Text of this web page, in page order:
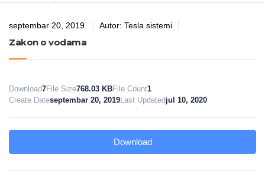
septembar 20, 2019 Autor: Tesla sistemi
Zakon o vodama
Download7File Size768.03 KBFile Count1
Create Dateseptembar 20, 2019 Last Updated jul 10, 2020
Download